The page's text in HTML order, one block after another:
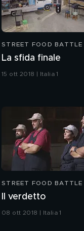
STREET FOOD BATTLE
La sfida finale
15 ott 2018 | Italia 1
STREET FOOD BATTLE
Il verdetto
08 ott 2018 | Italia 1